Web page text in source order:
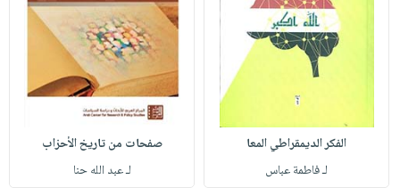
حقائب
حلي
صابون
أطفال
مناسبات
الشركة
فيديوهات
أسئلة
حسابك
الفكر الديمقراطي المعا
لـ فاطمة عباس
صفحات من تاريخ الأحزاب
لـ عبد الله حنا